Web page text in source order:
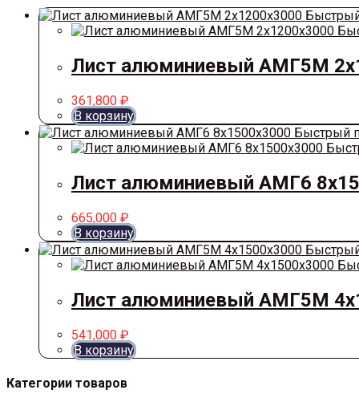
Лист алюминиевый АМГ5М
361,800 ₽
В корзину
Быстрый
Лист алюминиевый АМГ6
665,000 ₽
В корзину
Лист алюминиевый АМГ5М
541,000 ₽
В корзину
Категории товаров